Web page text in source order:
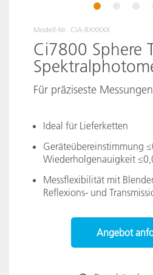
1
Modell-Nr. CIA-8XXXXX
Ci7800 Sphere
Für präziseste Messungen
Ideal für Lieferketten
Geräteübereinstimmung
Wiederholgenauigkeit
Messflexibilität mit
Reflexions- und
Angebot